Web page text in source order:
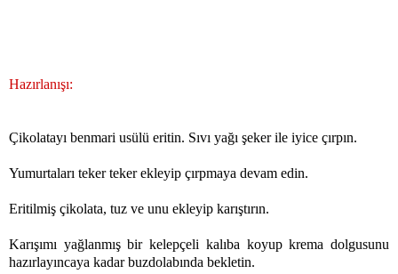
Hazırlanışı:
Çikolatayı benmari usülü eritin. Sıvı yağı şeker ile iyice çırpın.
Yumurtaları teker teker ekleyip çırpmaya devam edin.
Eritilmiş çikolata, tuz ve unu ekleyip karıştırın.
Karışımı yağlanmış bir kelepçeli kalıba koyup krema dolgusunu
hazırlayıncaya kadar buzdolabında bekletin.